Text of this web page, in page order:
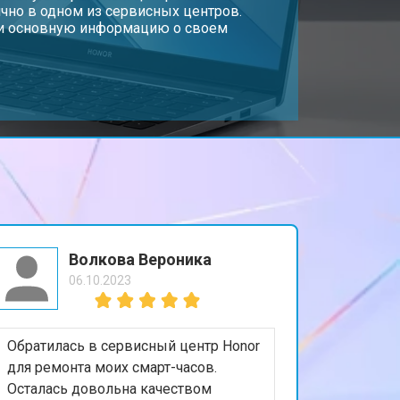
3800 ₽ Заказать
1500 ₽ Заказать
2900 ₽
2300 ₽ Заказать
2300 ₽ Заказать
в одном из сервисных центров.
и основную информацию о своем
Волкова Вероника
06.10.2023
Обратилась в сервисный центр Honor
для ремонта моих смарт-часов.
Осталась довольна качеством